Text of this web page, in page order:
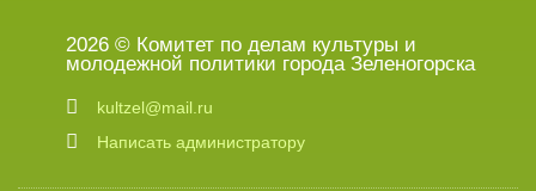
2026 © Комитет по делам культуры и
молодежной политики города Зеленогорска
kultzel@mail.ru
Написать администратору